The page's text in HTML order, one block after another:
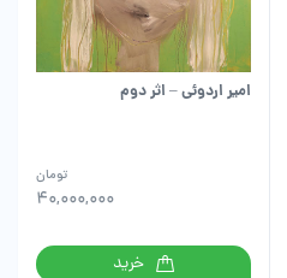
امیر اردوئی – اثر دوم
40,000,000
تومان
خرید